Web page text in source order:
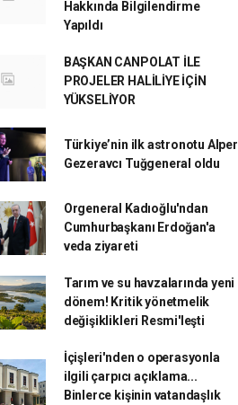
Hakkında Bilgilendirme
Yapıldı
BAŞKAN CANPOLAT İLE
PROJELER HALİLİYE İÇİN
YÜKSELİYOR
Türkiye’nin ilk astronotu Alper
Gezeravcı Tuğgeneral oldu
Orgeneral Kadıoğlu'ndan
Cumhurbaşkanı Erdoğan'a
veda ziyareti
Tarım ve su havzalarında yeni
dönem! Kritik yönetmelik
değişiklikleri Resmi'leşti
İçişleri'nden o operasyonla
ilgili çarpıcı açıklama...
Binlerce kişinin vatandaşlık